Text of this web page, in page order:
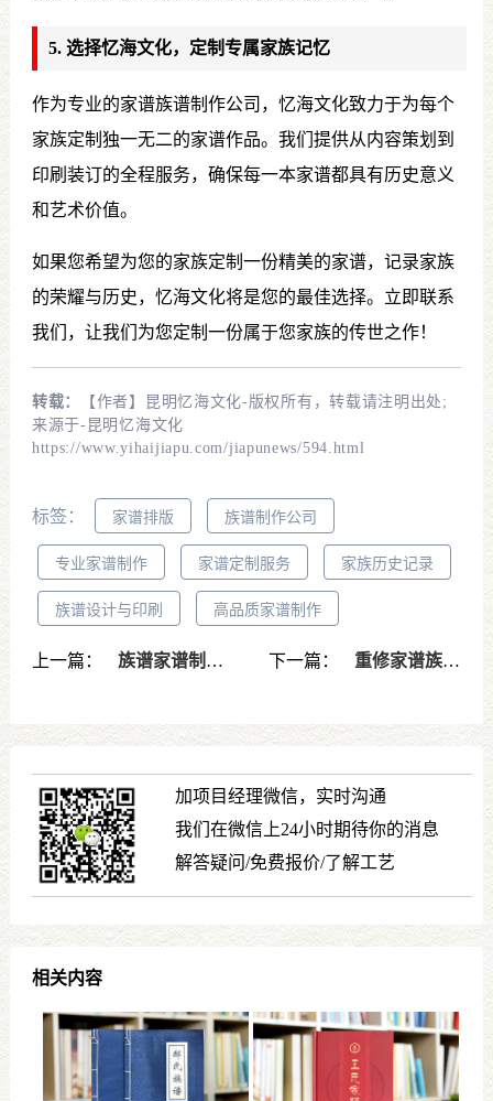
5. 选择忆海文化，定制专属家族记忆
作为专业的家谱族谱制作公司，忆海文化致力于为每个
家族定制独一无二的家谱作品。我们提供从内容策划到
印刷装订的全程服务，确保每一本家谱都具有历史意义
和艺术价值。
如果您希望为您的家族定制一份精美的家谱，记录家族
的荣耀与历史，忆海文化将是您的最佳选择。立即联系
我们，让我们为您定制一份属于您家族的传世之作！
转载：
【作者】昆明忆海文化-版权所有，转载请注明出处;
来源于-昆明忆海文化
https://www.yihaijiapu.com/jiapunews/594.html
标签： 家谱排版 族谱制作公司
专业家谱制作 家谱定制服务 家族历史记录
族谱设计与印刷 高品质家谱制作
上一篇： 族谱家谱制作-传承家族历史，定制您的专属家族记忆 下一篇： 重修家谱族谱需要注意的问题-如何正确修订与传承家族历史
加项目经理微信，实时沟通
我们在微信上24小时期待你的消息
解答疑问/免费报价/了解工艺
相关内容